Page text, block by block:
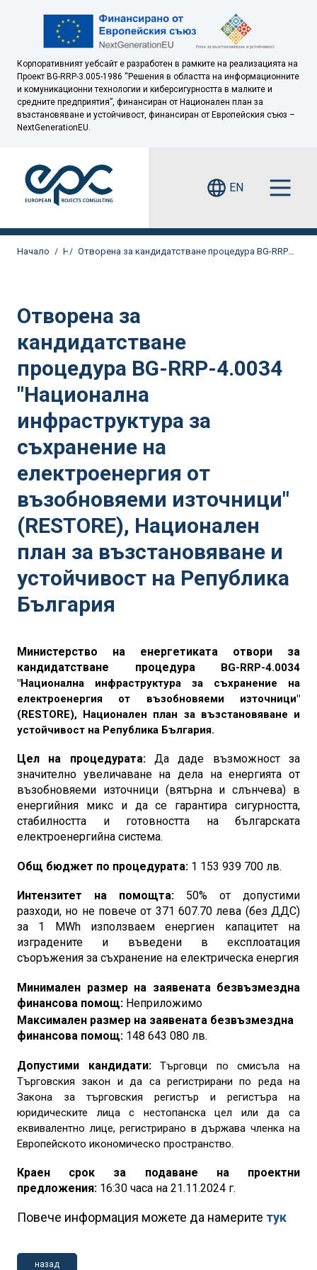
Корпоративният уебсайт е разработен в рамките на реализацията на
Проект BG-RRP-3.005-1986 “Решения в областта на информационните
и комуникационни технологии и киберсигурността в малките и
средните предприятия”, финансиран от Национален план за
възстановяване и устойчивост, финансиран от Европейския съюз –
NextGenerationEU.
EN
Начало Новини
Отворена за
кандидатстване
процедура BG-RRP-4.0034
"Национална
инфраструктура за
съхранение на
електроенергия от
възобновяеми източници"
(RESTORE), Национален
план за възстановяване и
устойчивост на Република
България
Министерство на енергетиката отвори за
кандидатстване процедура BG-RRP-4.0034
"Национална инфраструктура за съхранение на
електроенергия от възобновяеми източници"
(RESTORE), Национален план за възстановяване и
устойчивост на Република България.
Цел на процедурата: Да даде възможност за
значително увеличаване на дела на енергията от
възобновяеми източници (вятърна и слънчева) в
енергийния микс и да се гарантира сигурността,
стабилността и готовността на българската
електроенергийна система.
Общ бюджет по процедурата: 1 153 939 700 лв.
Интензитет на помощта: 50% от допустими
разходи, но не повече от 371 607.70 лева (без ДДС)
за 1 MWh използваем енергиен капацитет на
изградените и въведени в експлоатация
съоръжения за съхранение на електрическа енергия
Минимален размер на заявената безвъзмездна
финансова помощ: Неприложимо
Максимален размер на заявената безвъзмездна
финансова помощ: 148 643 080 лв.
Допустими кандидати:
Търговци по смисъла на
Търговския закон и да са регистрирани по реда на
Закона за търговския регистър и регистъра на
юридическите лица с нестопанска цел или да са
еквивалентно лице, регистрирано в държава членка на
Европейското икономическо пространство.
Краен срок за подаване на проектни
предложения: 16:30 часа на 21.11.2024 г.
Повече информация можете да намерите тук
назад